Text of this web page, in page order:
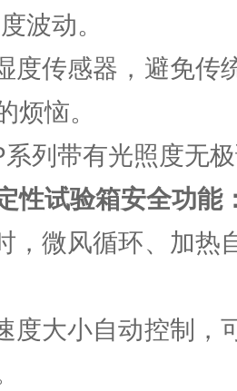
波动。
度传感器，避免传
烦恼。
列带有光照度无
性试验箱安全功能
，微风循环、加热
度大小自动控制，